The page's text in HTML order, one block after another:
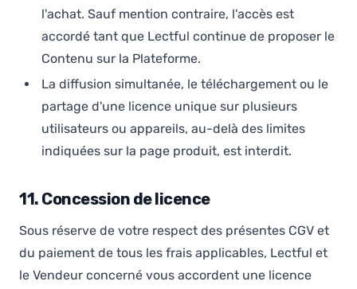
l'achat. Sauf mention contraire, l'accès est
accordé tant que Lectful continue de proposer le
Contenu sur la Plateforme.
La diffusion simultanée, le téléchargement ou le
partage d'une licence unique sur plusieurs
utilisateurs ou appareils, au-delà des limites
indiquées sur la page produit, est interdit.
11. Concession de licence
Sous réserve de votre respect des présentes CGV et
du paiement de tous les frais applicables, Lectful et
le Vendeur concerné vous accordent une licence